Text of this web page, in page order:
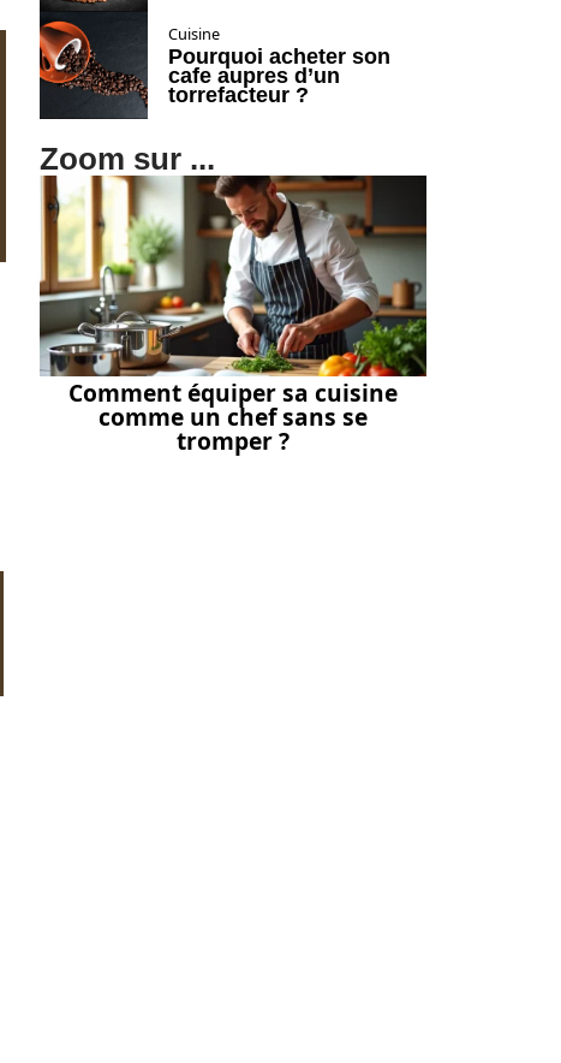
Cuisine
Pourquoi acheter son
cafe aupres d’un
torrefacteur ?
Zoom sur ...
Comment équiper sa cuisine
comme un chef sans se
tromper ?